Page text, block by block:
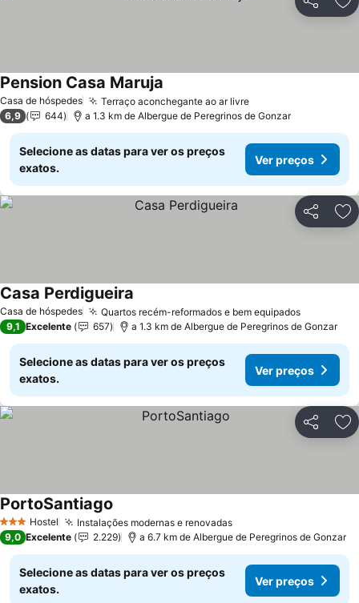
Partilhar
Casa de hóspedes Terraço aconchegante ao ar livreVer preços
Pension Casa Maruja
6,9 644 a 1.3 km de Albergue de Peregrinos de Gonzar
Selecione as datas para ver os preços
exatos.
Ver preços
Partilhar
Casa de hóspedes Quartos recém-reformados e bem equipadosVer
Casa Perdigueira
9,1 Excelente 657 a 1.3 km de Albergue de Peregrinos de Gonzar
Selecione as datas para ver os preços
exatos.
Ver preços
Partilhar
3 EstrelasHostel Instalações modernas e renovadasVer preços
PortoSantiago
9,0 Excelente 2.229 a 6.7 km de Albergue de Peregrinos de Gonzar
Selecione as datas para ver os preços
exatos.
Ver preços